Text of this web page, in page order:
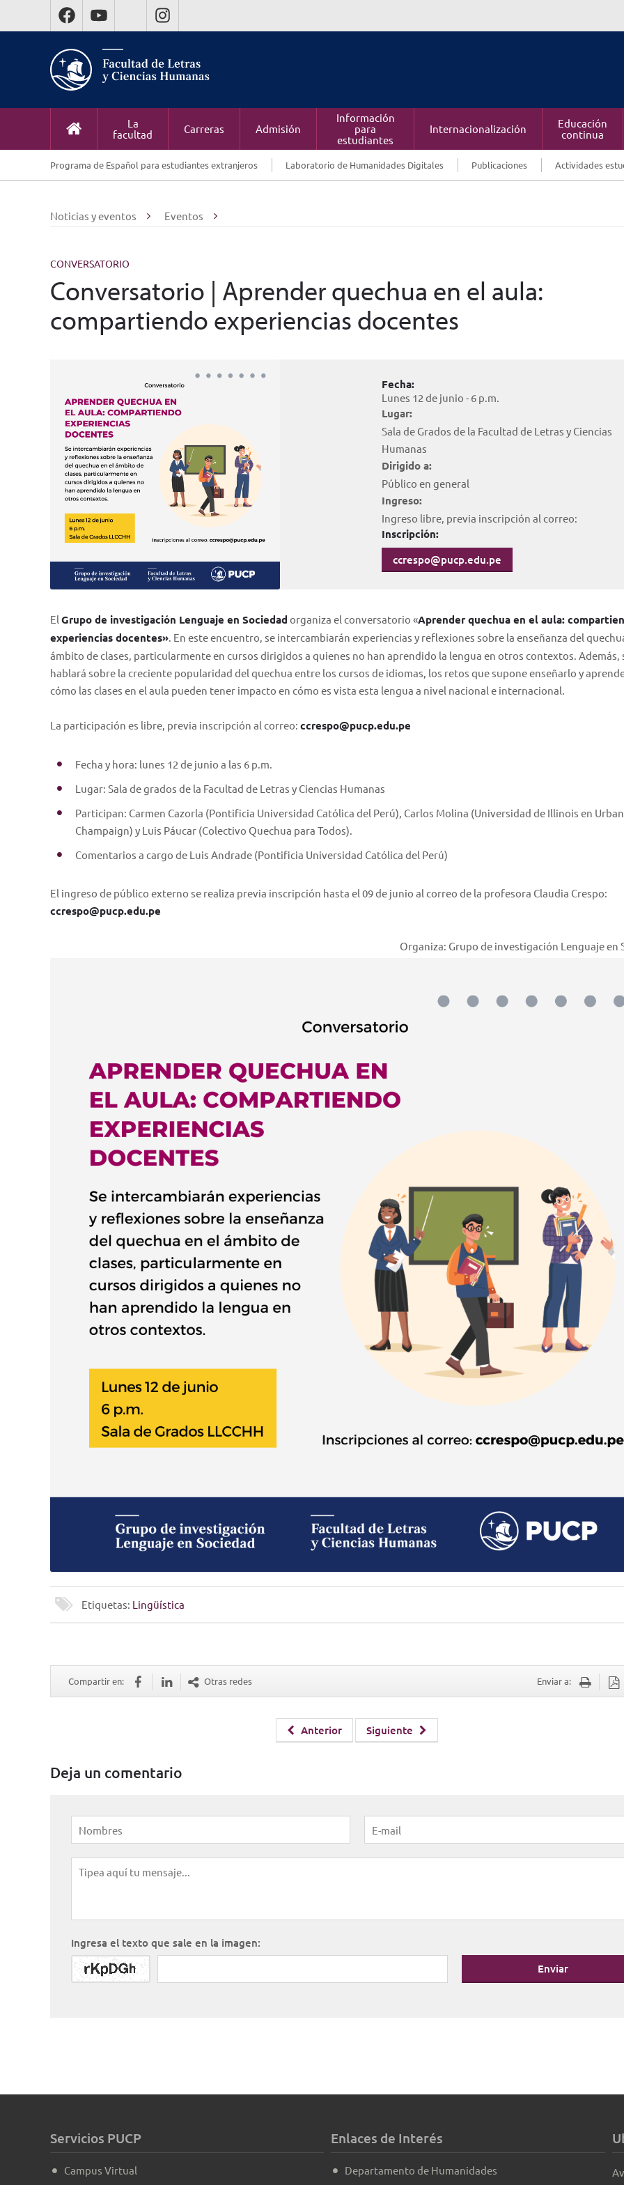
La
facultad
Carreras Admisión
Información
para
estudiantes
Internacionalización
Educación
continua
Programa de Español para estudiantes extranjeros Laboratorio de Humanidades Digitales Publicaciones Actividades
Noticias y eventos Eventos
CONVERSATORIO
Conversatorio | Aprender quechua en el aula:
compartiendo experiencias docentes
Fecha:
Lunes 12 de junio - 6 p.m.
Lugar:
Sala de Grados de la Facultad de Letras y Ciencias
Humanas
Dirigido a:
Público en general
Ingreso:
Ingreso libre, previa inscripción al correo:
Inscripción:
ccrespo@pucp.edu.pe
El Grupo de investigación Lenguaje en Sociedad organiza el conversatorio «Aprender quechua en el aula:
experiencias docentes». En este encuentro, se intercambiarán experiencias y reflexiones sobre la enseñanza del
ámbito de clases, particularmente en cursos dirigidos a quienes no han aprendido la lengua en otros contextos. Además,
hablará sobre la creciente popularidad del quechua entre los cursos de idiomas, los retos que supone enseñarlo y
cómo las clases en el aula pueden tener impacto en cómo es vista esta lengua a nivel nacional e internacional.
La participación es libre, previa inscripción al correo: ccrespo@pucp.edu.pe
Fecha y hora: lunes 12 de junio a las 6 p.m.
Lugar: Sala de grados de la Facultad de Letras y Ciencias Humanas
Participan: Carmen Cazorla (Pontificia Universidad Católica del Perú), Carlos Molina (Universidad de Illinois en
Champaign) y Luis Páucar (Colectivo Quechua para Todos).
Comentarios a cargo de Luis Andrade (Pontificia Universidad Católica del Perú)
El ingreso de público externo se realiza previa inscripción hasta el 09 de junio al correo de la profesora Claudia Crespo:
ccrespo@pucp.edu.pe
Organiza: Grupo de investigación Lenguaje en
Etiquetas: Lingüística
Compartir en: Otras redes Enviar a:
Anterior Siguiente
Deja un comentario
Ingresa el texto que sale en la imagen:
Enviar
Servicios PUCP
Campus Virtual
Enlaces de Interés
Departamento de Humanidades